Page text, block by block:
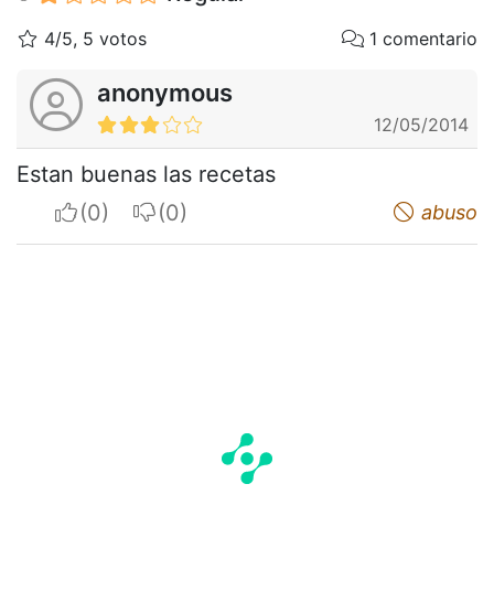
4/5, 5 votos 1 comentario
anonymous
12/05/2014
Estan buenas las recetas
I apreciateI do not appreciate abuso